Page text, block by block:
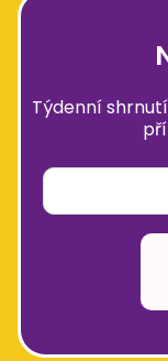
Týdenní